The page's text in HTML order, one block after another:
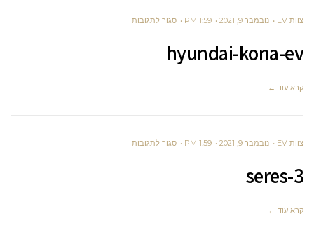
צוות EV נובמבר 9, 2021 1:59 PM סגור לתגובותעל
hyundai-kona-ev
קרא עוד ←
צוות EV נובמבר 9, 2021 1:59 PM סגור לתגובותעל
seres-3
קרא עוד ←